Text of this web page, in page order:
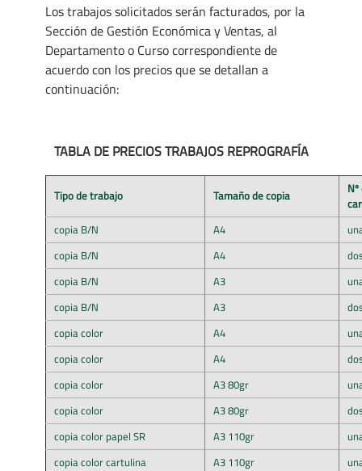
Los trabajos solicitados serán facturados, por la
Sección de Gestión Económica y Ventas, al
Departamento o Curso correspondiente de
acuerdo con los precios que se detallan a
continuación:
TABLA DE PRECIOS TRABAJOS REPROGRAFÍA
Tipo de trabajo Tamaño de copia
copia B/N
A4
copia B/N
A4
copia B/N
A3
copia B/N
A3
copia color
A4
copia color
A4
copia color
A3 80gr
copia color
A3 80gr
copia color papel SR
A3 110gr
copia color cartulina
A3 110gr